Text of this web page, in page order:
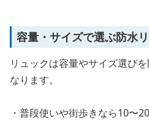
容量・サイズで選ぶ防水
リュックは容量やサイズ選び
なります。
・普段使いや街歩きなら10〜